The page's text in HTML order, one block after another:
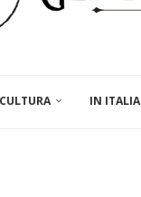
CULTURA IN